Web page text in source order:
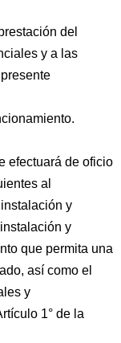
del
y a las
efectuará de oficio
al
y
y
que permita una
así como el
y
1° de la